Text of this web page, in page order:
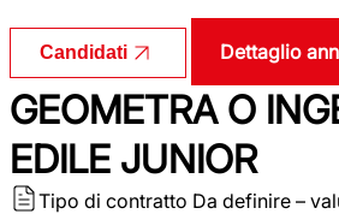
Candidati Dettaglio
GEOMETRA O
EDILE JUNIOR
Tipo di contratto Da definire –